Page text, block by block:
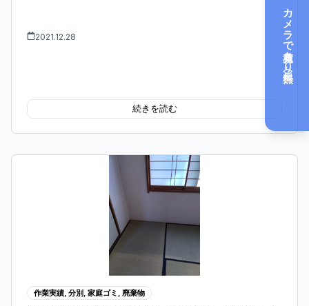
2021.12.28
続きを読む
作業実績, 分別, 家庭ゴミ , 廃棄物
カメラで見積もり（無料）